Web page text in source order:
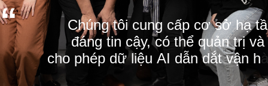
“ Chúng tôi cung cấp cơ sở hạ tầ
đáng tin cậy, có thể quản trị và
cho phép dữ liệu AI dẫn dắt vận hà